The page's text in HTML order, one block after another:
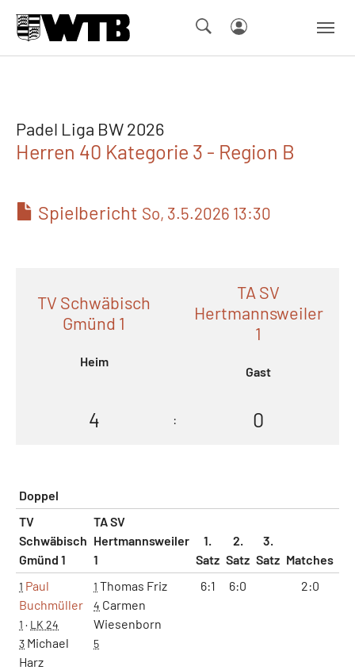
Padel Liga BW 2026
Herren 40 Kategorie 3 - Region B
Spielbericht So, 3.5.2026 13:30
TV Schwäbisch
Gmünd 1
Heim
TA SV
Hertmannsweiler
1
Gast
4 : 0
Doppel
TV
Schwäbisch
Gmünd 1
TA SV
Hertmannsweiler
1
1.
Satz
2.
Satz
3.
Satz Matches
1 Paul
Buchmüller
1 · LK 24
3 Michael
Harz
1 Thomas Friz
4 Carmen
Wiesenborn
5
6:1 6:0 2:0